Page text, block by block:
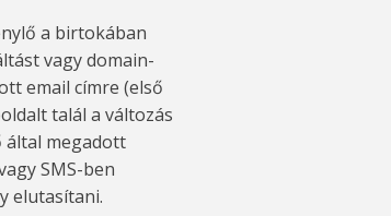
a birtokában
vagy domain-
email címre (első
talál a változás
által megadott
SMS-ben
elutasítani.